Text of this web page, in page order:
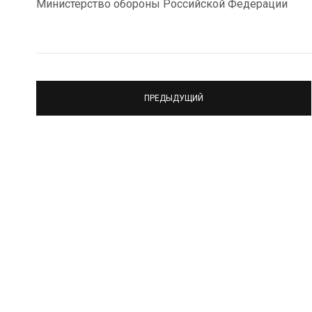
Министерство обороны Российской Федерации
ПРЕДЫДУЩИЙ